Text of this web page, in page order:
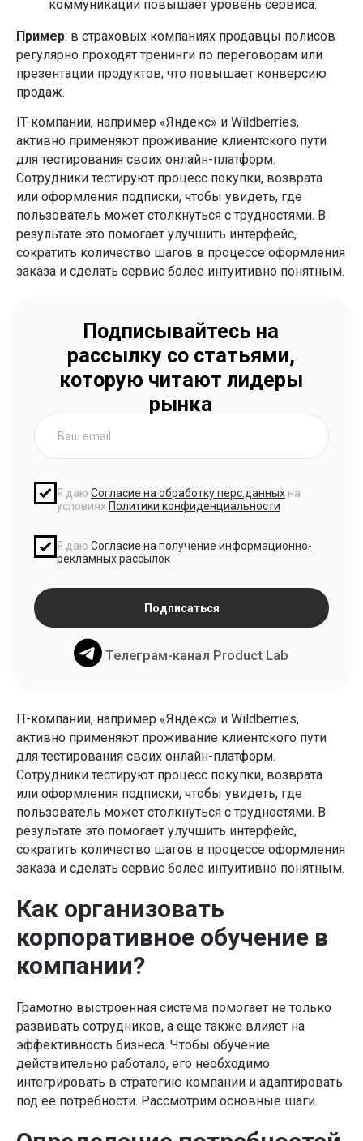
коммуникации повышает уровень сервиса.
Пример: в страховых компаниях продавцы полисов
регулярно проходят тренинги по переговорам или
презентации продуктов, что повышает конверсию
продаж.
IT-компании, например «Яндекс» и Wildberries,
активно применяют проживание клиентского пути
для тестирования своих онлайн-платформ.
Сотрудники тестируют процесс покупки, возврата
или оформления подписки, чтобы увидеть, где
пользователь может столкнуться с трудностями. В
результате это помогает улучшить интерфейс,
сократить количество шагов в процессе оформления
заказа и сделать сервис более интуитивно понятным.
IT-компании, например «Яндекс» и Wildberries,
активно применяют проживание клиентского пути
для тестирования своих онлайн-платформ.
Сотрудники тестируют процесс покупки, возврата
или оформления подписки, чтобы увидеть, где
пользователь может столкнуться с трудностями. В
результате это помогает улучшить интерфейс,
сократить количество шагов в процессе оформления
заказа и сделать сервис более интуитивно понятным.
Как организовать
корпоративное обучение в
компании?
Грамотно выстроенная система помогает не только
развивать сотрудников, а еще также влияет на
эффективность бизнеса. Чтобы обучение
действительно работало, его необходимо
интегрировать в стратегию компании и адаптировать
под ее потребности. Рассмотрим основные шаги.
которую уже применяют в:
Я даю
Согласие на получение информационно-
рекламных рассылок
Подобрать обучение